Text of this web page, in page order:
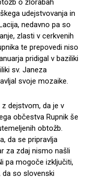
o zlorabah
udejstvovanja in
nedavno pa so
zlasti v cerkvenih
te prepovedi niso
pridigal v baziliki
sv. Janeza
svoje mozaike.
dejstvom, da je v
občestva Rupnik še
obtožb.
da se pripravlja
za zdaj nismo našli
pa mogoče izključiti,
da so slovenski